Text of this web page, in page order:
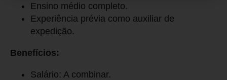
Ensino médio completo.
Experiência prévia como auxiliar de
expedição.
Benefícios:
Salário: A combinar.